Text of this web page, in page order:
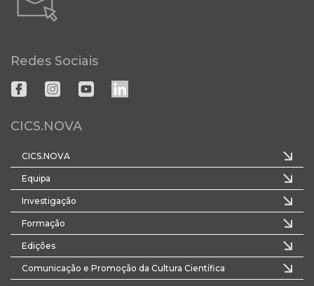
Redes Sociais
CICS.NOVA
CICS.NOVA
Equipa
Investigação
Formação
Edições
Comunicação e Promoção da Cultura Científica